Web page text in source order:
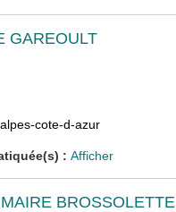
GAREOULT
cote-d-azur
: Afficher
BROSSOLETTE